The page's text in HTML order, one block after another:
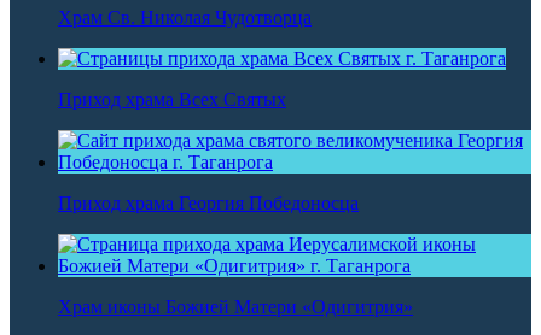
Храм Св. Николая Чудотворца
Приход храма Всех Святых
Приход храма Георгия Победоносца
Храм иконы Божией Матери «Одигитрия»